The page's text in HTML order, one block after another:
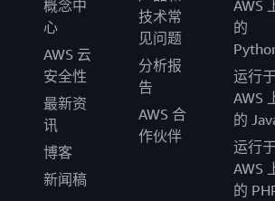
概念中
心
AWS 云
安全性
最新资
讯
博客
新闻稿
技术常
见问题
分析报
告
AWS 合
作伙伴
AWS
的
运行于
AWS
的
运行于
AWS
的